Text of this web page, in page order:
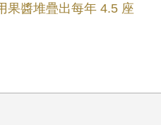
果醬堆疊出每年 4.5 座